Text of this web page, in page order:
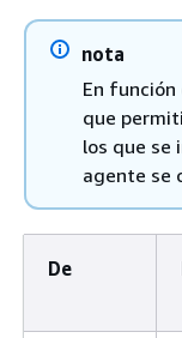
nota
En
que
los que se
agente se
De